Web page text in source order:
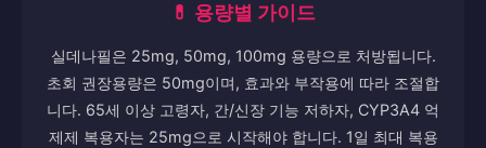
💊 용량별 가이드
실데나필은 25mg, 50mg, 100mg 용량으로 처방됩니다.
초회 권장용량은 50mg이며, 효과와 부작용에 따라 조절합
니다. 65세 이상 고령자, 간/신장 기능 저하자, CYP3A4 억
제제 복용자는 25mg으로 시작해야 합니다. 1일 최대 복용